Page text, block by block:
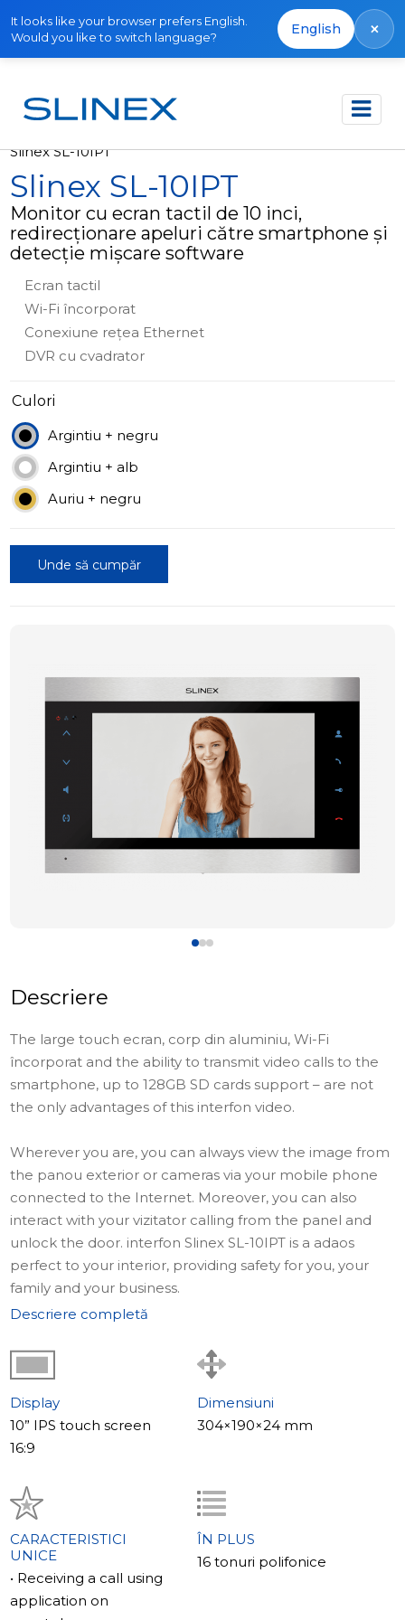
It looks like your browser prefers English.
Would you like to switch language?
English ×
Acasă Produse Ieșit din producție
Slinex SL-10IPT
Slinex SL-10IPT
Monitor cu ecran tactil de 10 inci,
redirecționare apeluri către smartphone și
detecție mișcare software
Ecran tactil
Wi-Fi încorporat
Conexiune rețea Ethernet
DVR cu cvadrator
Culori
Argintiu + negru
Argintiu + alb
Auriu + negru
Unde să cumpăr
Descriere
The large touch ecran, corp din aluminiu, Wi-Fi
încorporat and the ability to transmit video calls to the
smartphone, up to 128GB SD cards support – are not
the only advantages of this interfon video.
Wherever you are, you can always view the image from
the panou exterior or cameras via your mobile phone
connected to the Internet. Moreover, you can also
interact with your vizitator calling from the panel and
unlock the door. interfon Slinex SL-10IPT is a adaos
perfect to your interior, providing safety for you, your
family and your business.
Descriere completă
Display
10” IPS touch screen
16:9
Dimensiuni
304×190×24 mm
CARACTERISTICI
UNICE
• Receiving a call using
application on
ÎN PLUS
16 tonuri polifonice